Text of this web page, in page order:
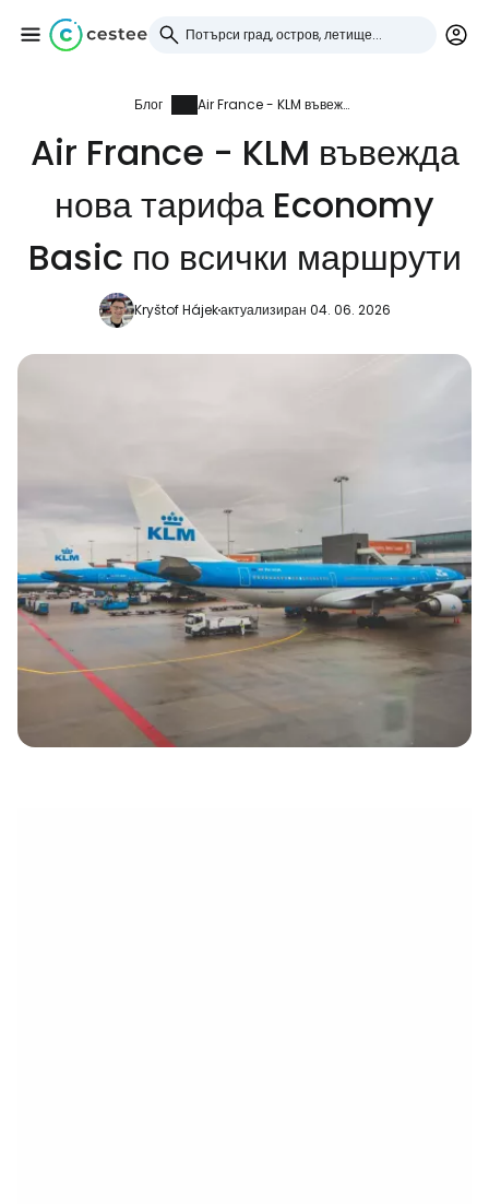
Блог Air France - KLM въвежда нова тарифа Economy Basic по всички маршрути
Air France - KLM въвежда
нова тарифа Economy
Basic по всички маршрути
Kryštof Hájekактуализиран 04. 06. 2026
Влезте в Cestee
... световната общност на туристите